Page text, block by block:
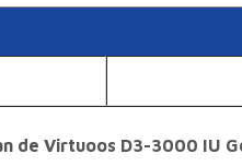
de Virtuoos D3-3000 IU